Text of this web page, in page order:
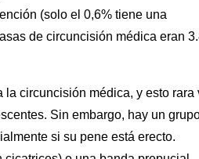
(solo el 0,6% tiene una
de circuncisión médica eran
circuncisión médica, y esto rara
Sin embargo, hay un
si su pene está erecto.